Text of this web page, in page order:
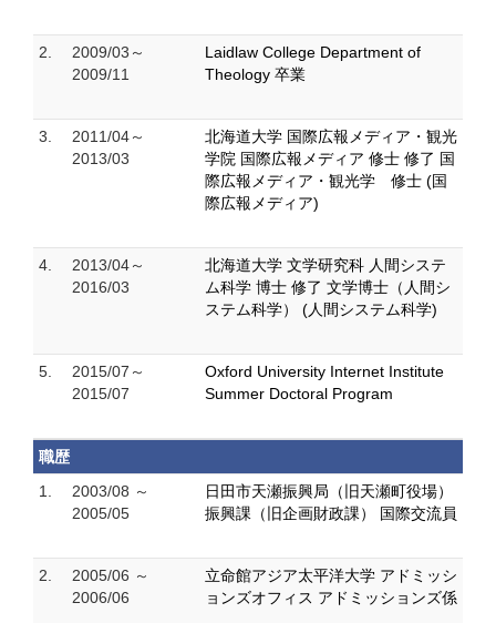
2.
2009/03～
2009/11
Laidlaw College Department of
Theology 卒業
3.
2011/04～
2013/03
北海道大学 国際広報メディア・観光
学院 国際広報メディア 修士 修了 国
際広報メディア・観光学 修士 (国
際広報メディア)
4.
2013/04～
2016/03
北海道大学 文学研究科 人間システ
ム科学 博士 修了 文学博士（人間シ
ステム科学） (人間システム科学)
5.
2015/07～
2015/07
Oxford University Internet Institute
Summer Doctoral Program
職歴
1.
2003/08 ～
2005/05
日田市天瀬振興局（旧天瀬町役場）
振興課（旧企画財政課） 国際交流員
2.
2005/06 ～
2006/06
立命館アジア太平洋大学 アドミッシ
ョンズオフィス アドミッションズ係